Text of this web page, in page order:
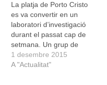
La platja de Porto Cristo
es va convertir en un
laboratori d’investigació
durant el passat cap de
setmana. Un grup de
recerca que formen
diverses universitats de
1 desembre 2015
A "Actualitat"